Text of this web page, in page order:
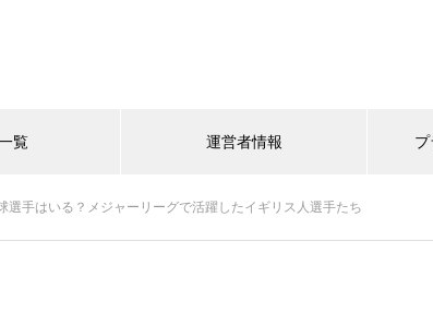
覧 運営者情報
選手はいる？メジャーリーグで活躍したイギリス人選手たち